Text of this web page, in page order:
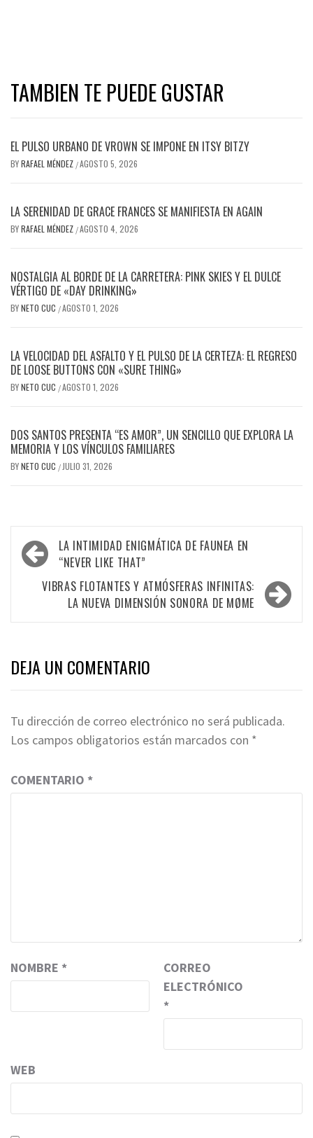
TAMBIEN TE PUEDE GUSTAR
EL PULSO URBANO DE VROWN SE IMPONE EN ITSY BITZY
BYRAFAEL MÉNDEZ /AGOSTO 5, 2026
LA SERENIDAD DE GRACE FRANCES SE MANIFIESTA EN AGAIN
BYRAFAEL MÉNDEZ /AGOSTO 4, 2026
NOSTALGIA AL BORDE DE LA CARRETERA: PINK SKIES Y EL DULCE
VÉRTIGO DE «DAY DRINKING»
BYNETO CUC /AGOSTO 1, 2026
LA VELOCIDAD DEL ASFALTO Y EL PULSO DE LA CERTEZA: EL REGRESO
DE LOOSE BUTTONS CON «SURE THING»
BYNETO CUC /AGOSTO 1, 2026
DOS SANTOS PRESENTA “ES AMOR”, UN SENCILLO QUE EXPLORA LA
MEMORIA Y LOS VÍNCULOS FAMILIARES
BYNETO CUC / JULIO 31, 2026
Navegación
de
entradas
LA INTIMIDAD ENIGMÁTICA DE FAUNEA EN
“NEVER LIKE THAT”
VIBRAS FLOTANTES Y ATMÓSFERAS INFINITAS:
LA NUEVA DIMENSIÓN SONORA DE MØME
DEJA UN COMENTARIO
Tu dirección de correo electrónico no será publicada.
Los campos obligatorios están marcados con *
COMENTARIO *
NOMBRE *
CORREO
ELECTRÓNICO
*
WEB